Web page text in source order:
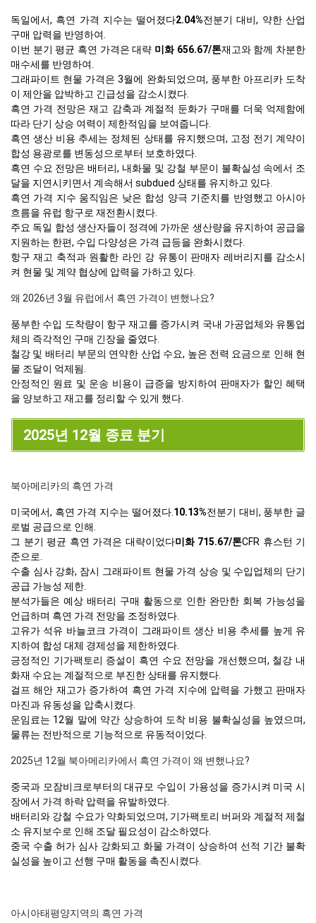
독일에서, 흑연 가격 지수는 떨어졌다2.04%전분기 대비, 약한 산업
구매 압력을 반영하여.
이번 분기 평균 흑연 가격은 대략 미화 656.67/톤재고와 함께 차분한
매수세를 반영하여.
그래파이트 현물 가격은 3월에 완화되었으며, 풍부한 아프리카 도착
이 제안을 압박하고 긴급성을 감소시켰다.
흑연 가격 전망은 재고 감축과 계절적 둔화가 구매를 더욱 억제함에
따라 단기 상승 여력이 제한적임을 보여줍니다.
흑연 생산 비용 추세는 정체된 상태를 유지했으며, 고정 전기 계약이
합성 용광로를 변동성으로부터 보호하였다.
흑연 수요 전망은 배터리, 내화물 및 강철 부문이 불확실성 속에서 조
달을 지연시키면서 계속해서 subdued 상태를 유지하고 있다.
흑연 가격 지수 움직임은 낮은 합성 양극 기준치를 반영했고 아시아
흐름을 유럽 항구로 재전환시켰다.
주요 독일 합성 생산자들이 정격에 가까운 생산량을 유지하여 공급을
지원하는 한편, 수입 다양성은 가격 급등을 완화시켰다.
항구 재고 축적과 원활한 라인 강 유통이 판매자 레버리지를 감소시
켜 현물 및 계약 협상에 압력을 가하고 있다.
왜 2026년 3월 유럽에서 흑연 가격이 변했나요?
풍부한 수입 도착량이 항구 재고를 증가시켜 국내 가공업체와 유통업
체의 즉각적인 구매 긴장을 줄였다.
철강 및 배터리 부문의 연약한 산업 수요, 높은 전력 요금으로 인해 현
물 조달이 억제됨.
안정적인 원료 및 운송 비용이 급증을 방지하여 판매자가 할인 혜택
을 양보하고 재고를 정리할 수 있게 했다.
2025년 12월 종료 분기
북아메리카의 흑연 가격
미국에서, 흑연 가격 지수는 떨어졌다. 10.13%전분기 대비, 풍부한 글
로벌 공급으로 인해.
그 분기 평균 흑연 가격은 대략이었다미화 715.67/톤CFR 휴스턴 기
준으로.
수출 심사 강화, 잠시 그래파이트 현물 가격 상승 및 수입업체의 단기
공급 가능성 제한.
분석가들은 예상 배터리 구매 활동으로 인한 완만한 회복 가능성을
언급하며 흑연 가격 전망을 조정하였다.
고유가 석유 바늘코크 가격이 그래파이트 생산 비용 추세를 높게 유
지하여 합성 대체 경제성을 제한하였다.
긍정적인 기가팩토리 증설이 흑연 수요 전망을 개선했으며, 철강 내
화재 수요는 계절적으로 부진한 상태를 유지했다.
걸프 해안 재고가 증가하여 흑연 가격 지수에 압력을 가했고 판매자
마진과 유동성을 압축시켰다.
운임료는 12월 말에 약간 상승하여 도착 비용 불확실성을 높였으며,
물류는 전반적으로 기능적으로 유동적이었다.
2025년 12월 북아메리카에서 흑연 가격이 왜 변했나요?
중국과 모잠비크로부터의 대규모 수입이 가용성을 증가시켜 미국 시
장에서 가격 하락 압력을 유발하였다.
배터리와 강철 수요가 약화되었으며, 기가팩토리 버퍼와 계절적 제철
소 유지보수로 인해 조달 필요성이 감소하였다.
중국 수출 허가 심사 강화되고 화물 가격이 상승하여 선적 기간 불확
실성을 높이고 선행 구매 활동을 촉진시켰다.
아시아태평양지역의 흑연 가격